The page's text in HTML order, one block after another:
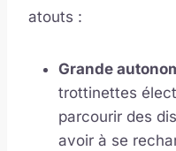
atouts :
Grande
trottinettes
parcourir des
avoir à se